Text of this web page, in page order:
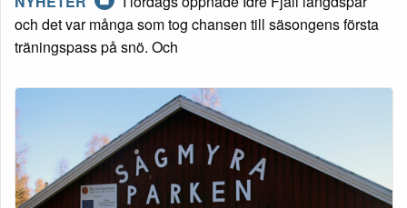
och det var många som tog chansen till säsongens första
träningspass på snö. Och